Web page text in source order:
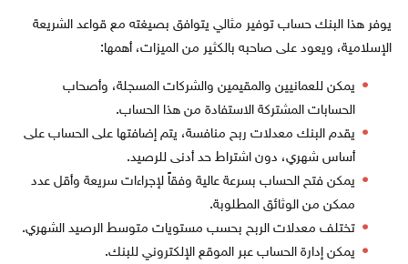
يوفر هذا البنك حساب توفير مثالي يتوافق بصيغته مع قواعد الشريعة
الإسلامية، ويعود على صاحبه بالكثير من الميزات، أهمها:
يمكن للعمانيين والمقيمين والشركات المسجلة، وأصحاب
الحسابات المشتركة الاستفادة من هذا الحساب.
يقدم البنك معدلات ربح منافسة، يتم إضافتها على الحساب على
أساس شهري، دون اشتراط حد أدنى للرصيد.
يمكن فتح الحساب بسرعة عالية وفقاً لإجراءات سريعة وأقل عدد
ممكن من الوثائق المطلوبة.
تختلف معدلات الربح بحسب مستويات متوسط الرصيد الشهري.
يمكن إدارة الحساب عبر الموقع الإلكتروني للبنك.